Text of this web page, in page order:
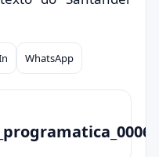
WhatsApp